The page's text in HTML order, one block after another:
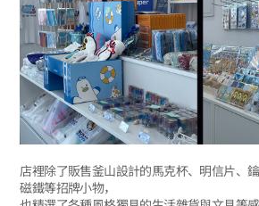
店裡除了販售釜山設計的馬克杯、明信片、鑰
磁鐵等招牌小物，